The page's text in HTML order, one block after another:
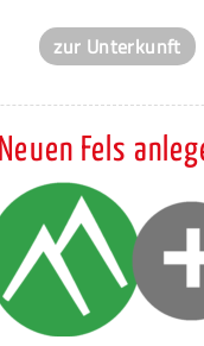
zur Unterkunft
Neuen Fels